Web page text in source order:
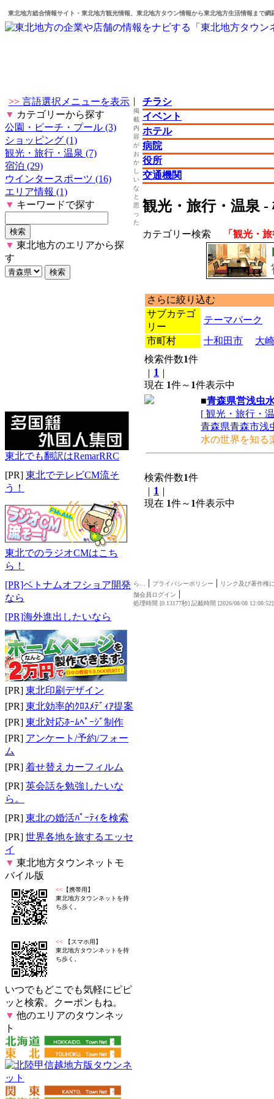
東北地方総合情報サイト・東北地方観光情報、東北地方タウン情報から東北地方生活情報まで網
>> 言語選択メニューを表示
▼ カテゴリーから探す
公園・ビーチ・プール (3)
ショッピング (1)
観光・旅行・温泉 (7)
宿泊 (29)
ウインタースポーツ (16)
エリア情報 (1)
▼ キーワードで探す
▼ 東北地方のエリアから探
す
東北でも翻訳はRemarRRC
[PR] 東北でテレビCM流そ
う！
東北でのラジオCMはこち
ら！
[PR]ベトナムオフショア開発
なら
[PR]海外進出したいなら
[PR] 東北印刷デザイン
[PR] 東北効率的ｸﾛｽﾒﾃﾞｨｱ提案
[PR] 東北対応ﾎｰﾑﾍﾟｰｼﾞ制作
[PR] アンケート/予約/フォー
ム
[PR] 着せ替えカーフィルム
[PR] 英会話を勉強したいな
ら。
[PR] 東北の婚活ﾊﾟｰﾃｨを検索
[PR] 世界各地を旅するエッセ
イ
▼ 東北地方タウンネットモ
バイル版
<< 【携帯用】
東北地方タウンネットを持
ち歩く。
<< 【スマホ用】
東北地方タウンネットを持
ち歩く。
いつでもどこでも気軽にピピ
ッと検索。クーポンもね。
▼ 他のエリアのタウンネッ
ト
チラシ
イベント
ホテル
病院
役所
交通機関
観光・旅行・温泉 -
カテゴリー検索 「観光・
さらに絞り込む
サブカテゴ
リー
テーマパーク
市町村
十和田市
大
検索件数1件
1
現在 1件～ 1件表示中
■青森県営浅虫
[ 観光・旅行
青森県青森市浅
水の世界を知る
検索件数1件
1
現在 1件～ 1件表示中
|
掲
載
内
容
が
お
か
し
い
な
と
思
っ
た
ら… | プライバシーポリシー |
リンク及び著作権
舗会員ログイン |
処理時間 [0.13177秒] 記載時間 [2026/08/08